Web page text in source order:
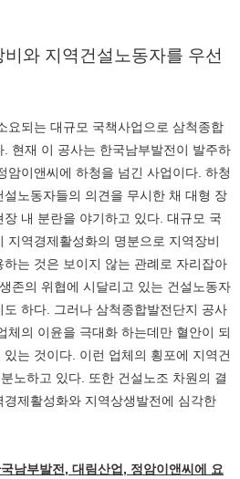
와 지역건설노동자를 우선
요되는 대규모 국책사업으로 삼척종합
현재 이 공사는 한국남부발전이 발주하
암이앤씨에 하청을 넘긴 사업이다. 하청
노동자들의 의견을 무시한 채 대형 장
내 분란을 야기하고 있다. 대규모 국
지역경제활성화의 명분으로 지역장비
는 것은 보이지 않는 관례로 자리잡아
존의 위협에 시달리고 있는 건설노동자
하다. 그러나 삼척종합발전단지 공사
체의 이윤을 극대화 하는데만 혈안이 되
는 것이다. 이런 업체의 횡포에 지역건
노하고 있다. 또한 건설노조 차원의 결
제활성화와 지역상생발전에 심각한
남부발전, 대림산업, 정암이앤씨에 요